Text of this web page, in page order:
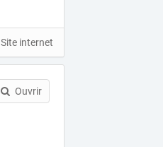
Site internet
Ouvrir